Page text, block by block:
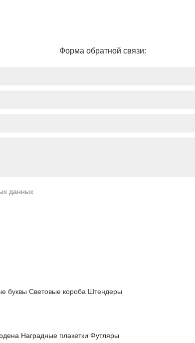
Форма обратной связи:
данных
буквы Световые короба Штендеры
Наградные плакетки Футляры